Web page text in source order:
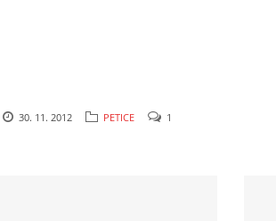
30. 11. 2012 PETICE 1